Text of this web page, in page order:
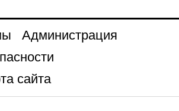
Администрация
сайта